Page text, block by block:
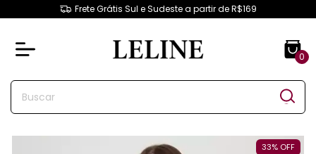
Frete Grátis Sul e Sudeste a partir de R$169
0
33% OFF